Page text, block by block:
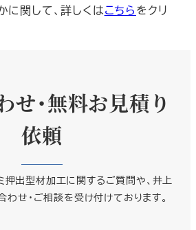
に関して、詳しくはこちらをクリ
せ・無料お見積り
依頼
押出型材加工に関するご質問や、井上
せ・ご相談を受け付けております。